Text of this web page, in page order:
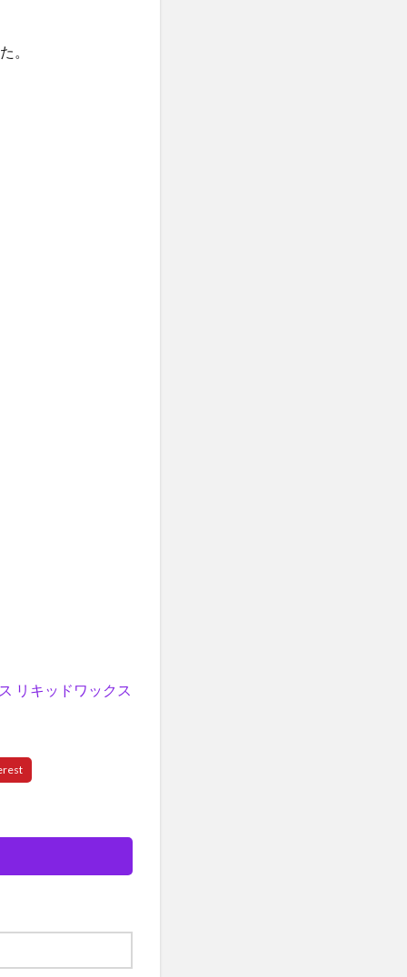
。
リキッドワックス